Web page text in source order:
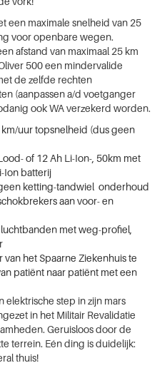
een maximale snelheid van 25
voor openbare wegen.
afstand van maximaal 25 km
500 een mindervalide
de zelfde rechten
(aanpassen a/d voetganger
ook WA verzekerd worden.
uur topsnelheid (dus geen
of 12 Ah Li-Ion-, 50km met
Ion batterij
ketting-tandwiel onderhoud
aan voor- en
luchtbanden met weg-profiel,
het Spaarne Ziekenhuis te
patiënt naar patiënt met een
elektrische step in zijn mars
in het Militair Revalidatie
Geruisloos door de
terrein. Eén ding is duidelijk:
thuis!